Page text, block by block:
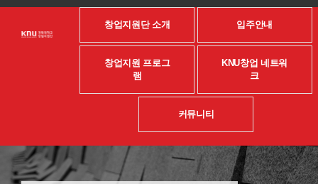
창업지원단 소개 입주안내
창업지원 프로그
램
KNU창업 네트워
크
커뮤니티